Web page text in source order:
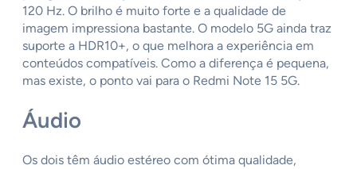
120 Hz. O brilho é muito forte e a qualidade de
imagem impressiona bastante. O modelo 5G ainda traz
suporte a HDR10+, o que melhora a experiência em
conteúdos compatíveis. Como a diferença é pequena,
mas existe, o ponto vai para o Redmi Note 15 5G.
Áudio
Os dois têm áudio estéreo com ótima qualidade,